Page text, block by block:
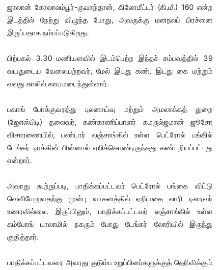
ஜாலான் கோலாலம்பூர்-குவாந்தான், கிலோமீட்டர் (கி.மீ.) 160 என்ற
இடத்தில் நேற்று விழுந்த போது, ​​அவருக்கு மனநலப் பிரச்னை
இருப்பதாக நம்பப்படுகிறது.
பிற்பகல் 3.30 மணியளவில் இடம்பெற்ற இந்தச் சம்பவத்தில் 39
வயதுடைய வேலையற்றவர், மேல் இடது கண், இடது கை மற்றும்
வலது காலில் காயமடைந்துள்ளார்.
பகாங் போக்குவரத்து புலனாய்வு மற்றும் அமலாக்கத் துறை
(ஜேஎஸ்பிடி) தலைவர், கண்காணிப்பாளர் கமருல்ஜமான் ஜூசோ
விசாரணையில், பண்டார் லஞ்சாங்கில் உள்ள பெட்ரோல் பங்கில்
டேங்கர் டிரக்கின் பின்னால் ஏறிக்கொண்டிருந்தது கண்டறியப்பட்டது
என்றார்.
அவரது கூற்றுப்படி, பாதிக்கப்பட்டவர் பெட்ரோல் பங்கை விட்டு
வெளியேறுவதற்கு முன்பு வாகனத்தில் ஏறியதை லாரி டிரைவர்
உணரவில்லை. இருப்பினும், பாதிக்கப்பட்டவர் லஞ்சாங்கில் உள்ள
கம்போங் டாலாமில் நகரும் போது டேங்கர் லோரியில் இருந்து
குதித்தார்.
பாதிக்கப்பட்டவரை அவரது குடும்ப உறுப்பினர்களுக்குத் தெரிவிக்கும்